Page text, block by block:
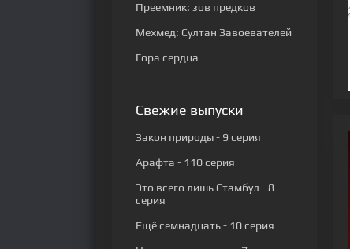
Преемник: зов предков
Мехмед: Султан Завоевателей
Гора сердца
Свежие выпуски
Закон природы- 9 серия
Арафта - 110 серия
Это всего лишь Стамбул - 8
серия
Ещё семнадцать- 10 серия